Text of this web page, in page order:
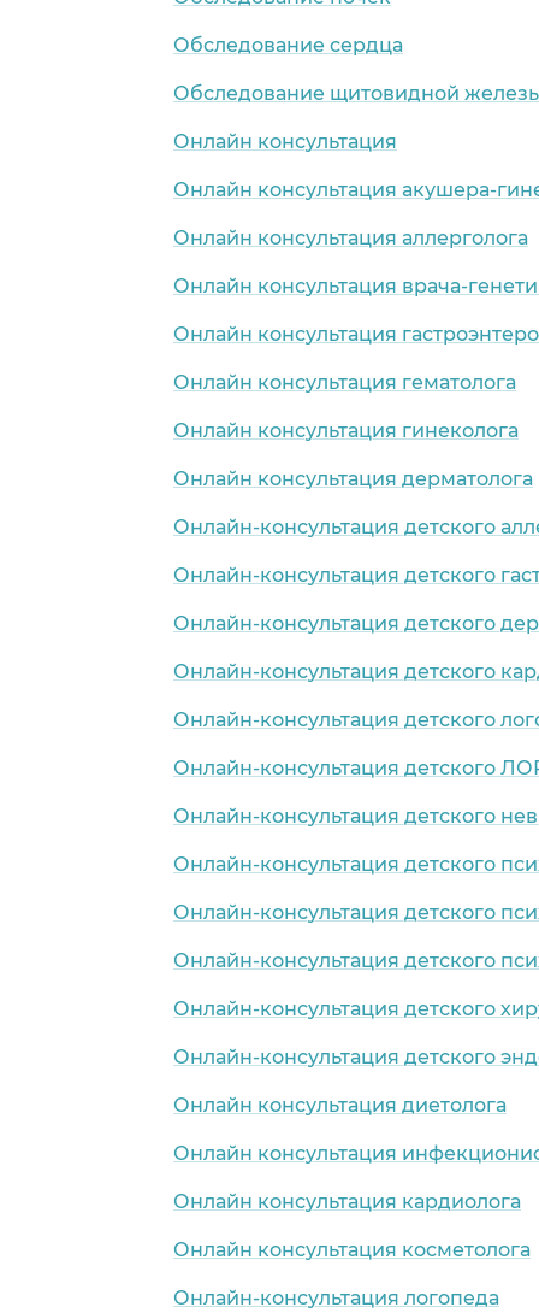
Обследование сердца
Обследование щитовидной
Онлайн консультация
Онлайн консультация акушера-
Онлайн консультация аллерголога
Онлайн консультация врача-
Онлайн консультация
Онлайн консультация гематолога
Онлайн консультация гинеколога
Онлайн консультация дерматолога
Онлайн-консультация детского
Онлайн-консультация детского
Онлайн-консультация детского
Онлайн-консультация детского
Онлайн-консультация детского
Онлайн-консультация детского
Онлайн-консультация детского
Онлайн-консультация детского
Онлайн-консультация детского
Онлайн-консультация детского
Онлайн-консультация детского
Онлайн-консультация детского
Онлайн консультация диетолога
Онлайн консультация
Онлайн консультация кардиолога
Онлайн консультация косметолога
Онлайн-консультация логопеда